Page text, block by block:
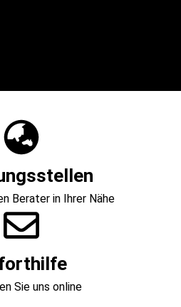
Berater in Ihrer Nähe
Sie uns online